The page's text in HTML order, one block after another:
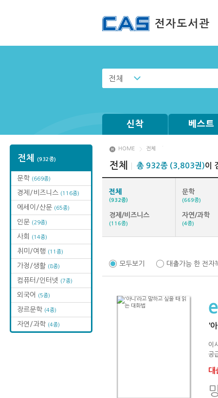
전체
신착 베스트
전체 (932종)
문학 (669종)
경제/비즈니스 (116종)
에세이/산문 (65종)
인문 (29종)
사회 (14종)
취미/여행 (11종)
가정/생활 (8종)
컴퓨터/인터넷 (7종)
외국어 (5종)
장르문학 (4종)
자연/과학 (4종)
HOME 전체
전체 총 932종 (3,803권)이
전체
(932종)
문학
(669종)
경제/비즈니스
(116종)
자연/과학
(4종)
모두보기 대출가능 한 전자
'
이
공
대